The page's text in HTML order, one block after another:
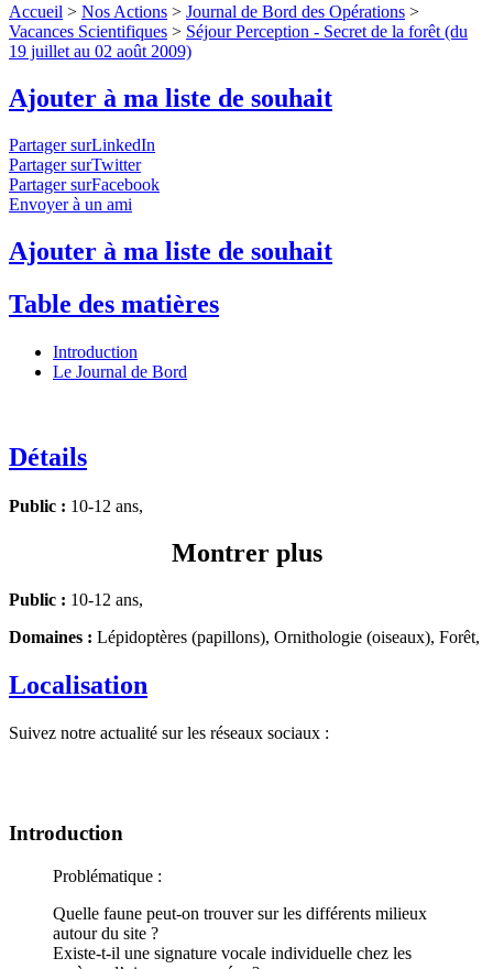
Accueil > Nos Actions > Journal de Bord des Opérations >
Vacances Scientifiques > Séjour Perception - Secret de la forêt (du
19 juillet au 02 août 2009)
Ajouter à ma liste de souhait
Partager surLinkedIn
Partager surTwitter
Partager surFacebook
Envoyer à un ami
Ajouter à ma liste de souhait
Table des matières
Introduction
Le Journal de Bord
Détails
Public : 10-12 ans,
Montrer plus
Public : 10-12 ans,
Domaines : Lépidoptères (papillons), Ornithologie (oiseaux), Forêt,
Localisation
Suivez notre actualité sur les réseaux sociaux :
Introduction
Problématique :
Quelle faune peut-on trouver sur les différents milieux
autour du site ?
Existe-t-il une signature vocale individuelle chez les